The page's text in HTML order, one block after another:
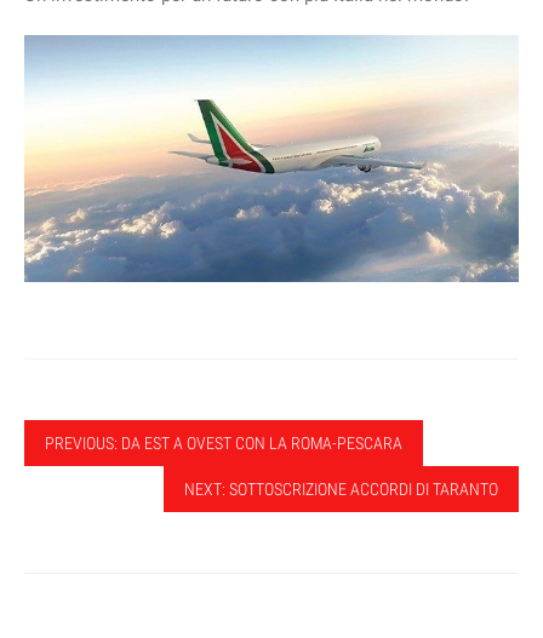
PREVIOUS: DA EST A OVEST CON LA ROMA-PESCARA
NEXT: SOTTOSCRIZIONE ACCORDI DI TARANTO